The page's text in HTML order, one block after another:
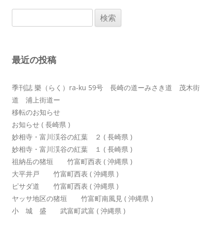
ョ
索:
最近の投稿
季刊誌 樂（らく）ra-ku 59号 長崎の道ーみさき道 茂木街
道 浦上街道ー
移転のお知らせ
お知らせ ( 長崎県 )
妙相寺・富川渓谷の紅葉 ２ ( 長崎県 )
妙相寺・富川渓谷の紅葉 １ ( 長崎県 )
祖納岳の猪垣 竹富町西表 ( 沖縄県 )
大平井戸 竹富町西表 ( 沖縄県 )
ピサダ道 竹富町西表 ( 沖縄県 )
ヤッサ地区の猪垣 竹富町南風見 ( 沖縄県 )
小 城 盛 武富町武富 ( 沖縄県 )